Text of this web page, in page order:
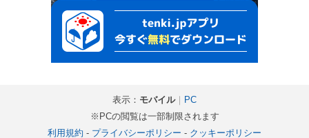
表示： モバイル｜ PC
※PCの閲覧は一部制限されます
利用規約 - プライバシーポリシー - クッキーポリシー